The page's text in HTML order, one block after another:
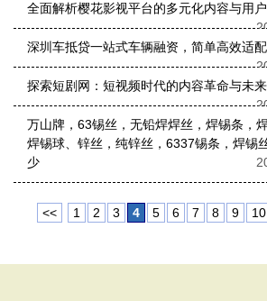
全面解析樱花影视平台的多元化内容与用
深圳车抵贷一站式车辆融资，简单高效适
探索短剧网：短视频时代的内容革命与未
万山牌，63锡丝，无铅焊焊丝，焊锡条，
焊锡球、锌丝，纯锌丝，6337锡条，焊锡
少
<< 1 2 3 4 5 6 7 8 9 10